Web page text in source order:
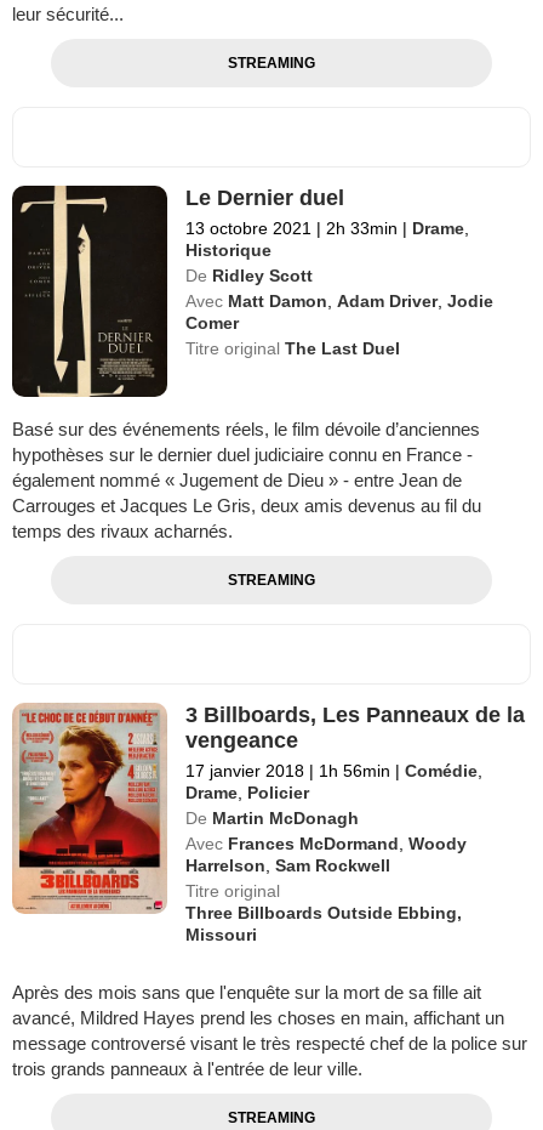
leur sécurité...
STREAMING
Le Dernier duel
13 octobre 2021 | 2h 33min | Drame
Historique
De Ridley Scott
Avec Matt Damon ,Adam Driver,Jodie
Comer
Titre originalThe Last Duel
Basé sur des événements réels, le film dévoile d’anciennes
hypothèses sur le dernier duel judiciaire connu en France -
également nommé « Jugement de Dieu » - entre Jean de
Carrouges et Jacques Le Gris, deux amis devenus au fil du
temps des rivaux acharnés.
STREAMING
3 Billboards, Les Panneaux de la
vengeance
17 janvier 2018 | 1h 56min | Comédie
Drame Policier
De Martin McDonagh
Avec Frances McDormand ,Woody
Harrelson ,Sam Rockwell
Titre original
Three Billboards Outside Ebbing,
Missouri
Après des mois sans que l'enquête sur la mort de sa fille ait
avancé, Mildred Hayes prend les choses en main, affichant un
message controversé visant le très respecté chef de la police sur
trois grands panneaux à l'entrée de leur ville.
STREAMING